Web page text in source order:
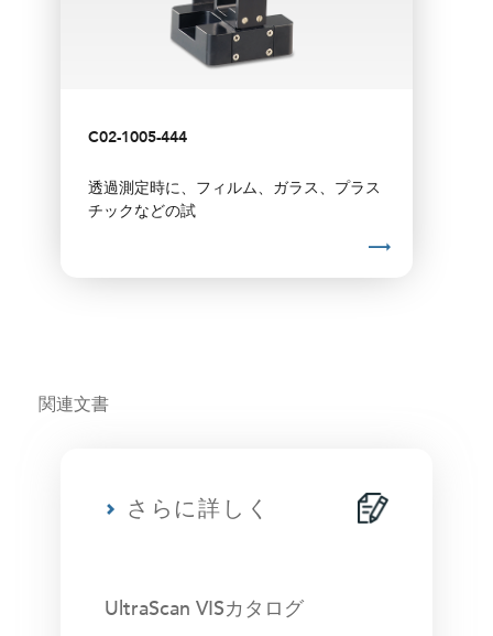
C02-1005-444
透過測定時に、フィルム、ガラス、プラス
チックなどの試
関連文書
さらに詳しく
UltraScan VISカタログ